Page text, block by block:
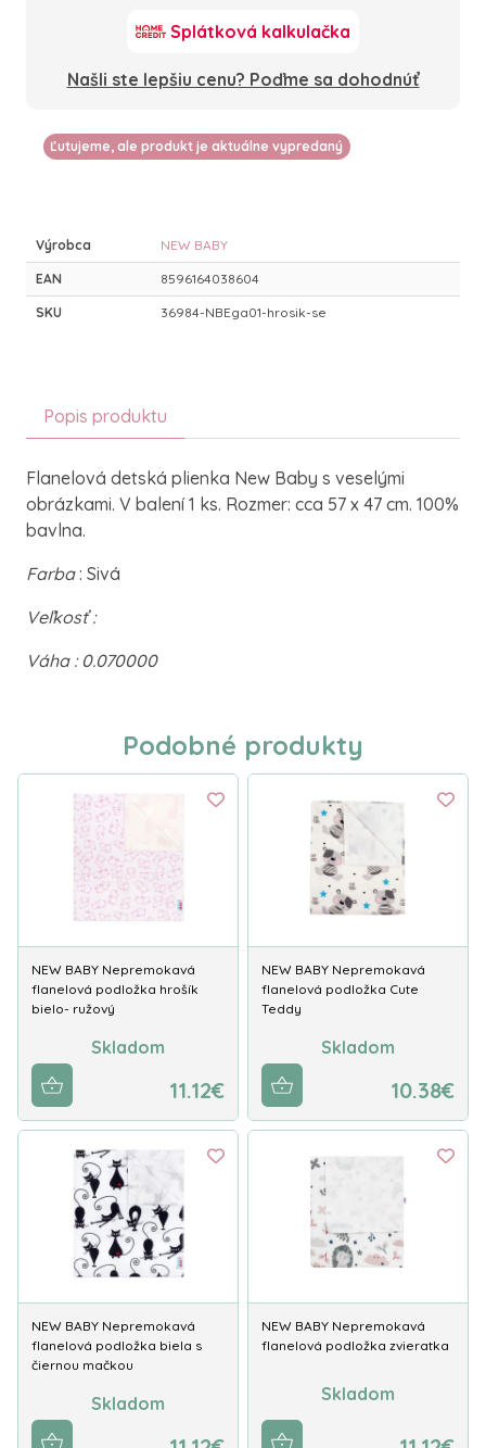
Splátková kalkulačka
Našli ste lepšiu cenu? Poďme sa dohodnúť
Ľutujeme, ale produkt je aktuálne vypredaný
Výrobca NEW BABY
EAN 8596164038604
SKU 36984-NBEga01-hrosik-se
Popis produktu
Flanelová detská plienka New Baby s veselými
obrázkami. V balení 1 ks. Rozmer: cca 57 x 47 cm. 100%
bavlna.
Farba: Sivá
Veľkosť :
Váha : 0.070000
Podobné produkty
NEW BABY Nepremokavá
flanelová podložka hrošík
bielo- ružový
Skladom
11.12€
NEW BABY Nepremokavá
flanelová podložka Cute
Teddy
Skladom
10.38€
NEW BABY Nepremokavá
flanelová podložka biela s
čiernou mačkou
Skladom
NEW BABY Nepremokavá
flanelová podložka zvieratka
Skladom